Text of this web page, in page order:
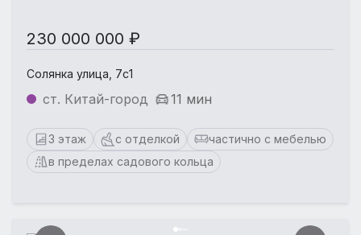
230 000 000 ₽
Солянка улица, 7с1
ст. Китай-город 11 мин
3 этаж с отделкой
частично с мебелью
в пределах садового кольца